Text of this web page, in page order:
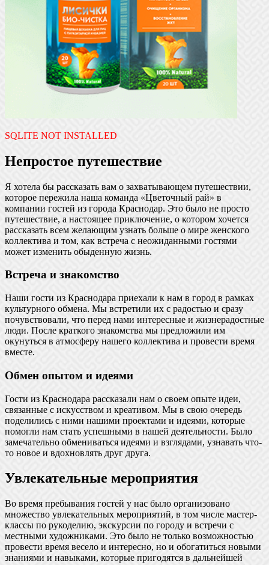
SQLITE NOT INSTALLED
Непростое путешествие
Я хотела бы рассказать вам о захватывающем путешествии,
которое пережила наша команда «Цветочный рай» в
компании гостей из города Краснодар. Это было не просто
путешествие, а настоящее приключение, о котором хочется
рассказать всем желающим узнать больше о мире женского
коллектива и том, как встреча с неожиданными гостями
может изменить обыденную жизнь.
Встреча и знакомство
Наши гости из Краснодара приехали к нам в город в рамках
культурного обмена. Мы встретили их с радостью и сразу
почувствовали, что перед нами интересные и жизнерадостные
люди. После краткого знакомства мы предложили им
окунуться в атмосферу нашего коллектива и провести время
вместе.
Обмен опытом и идеями
Гости из Краснодара рассказали нам о своем опыте идеи,
связанные с искусством и креативом. Мы в свою очередь
поделились с ними нашими проектами и идеями, которые
помогли нам стать успешными в нашей деятельности. Было
замечательно обмениваться идеями и взглядами, узнавать что-
то новое и вдохновлять друг друга.
Увлекательные мероприятия
Во время пребывания гостей у нас было организовано
множество увлекательных мероприятий, в том числе мастер-
классы по рукоделию, экскурсии по городу и встречи с
местными художниками. Это было не только возможностью
провести время весело и интересно, но и обогатиться новыми
знаниями и навыками, которые пригодятся в дальнейшей